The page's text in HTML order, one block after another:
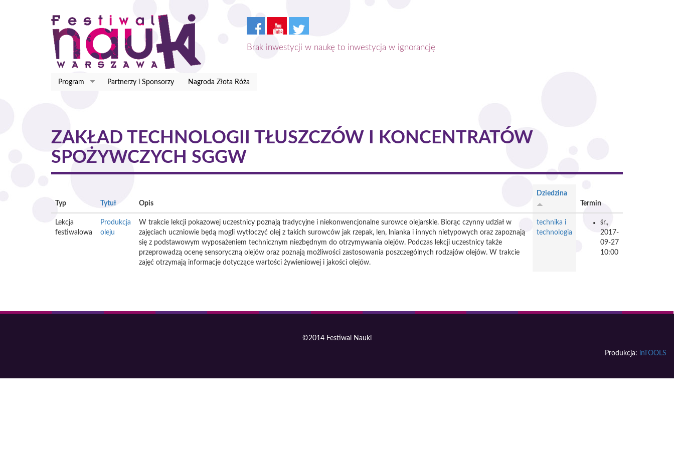
Brak inwestycji w naukę to inwestycja w ignorancję
Program Partnerzy i Sponsorzy Nagroda Złota Róża
ZAKŁAD TECHNOLOGII TŁUSZCZÓW I KONCENTRATÓW
SPOŻYWCZYCH SGGW
Typ Tytuł Opis
Dziedzina
Termin
Lekcja
festiwalowa
Produkcja
oleju
W trakcie lekcji pokazowej uczestnicy poznają tradycyjne i niekonwencjonalne surowce olejarskie. Biorąc czynny udział w
zajęciach uczniowie będą mogli wytłoczyć olej z takich surowców jak rzepak, len, lnianka i innych nietypowych oraz zapoznają
się z podstawowym wyposażeniem technicznym niezbędnym do otrzymywania olejów. Podczas lekcji uczestnicy także
przeprowadzą ocenę sensoryczną olejów oraz poznają możliwości zastosowania poszczególnych rodzajów olejów. W trakcie
zajęć otrzymają informacje dotyczące wartości żywieniowej i jakości olejów.
technika i
technologia
śr.,
2017-
09-27
10:00
©2014 Festiwal Nauki
Produkcja: inTOOLS